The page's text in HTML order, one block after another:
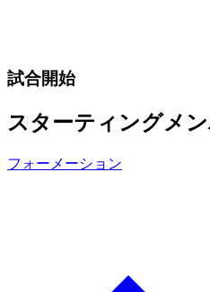
試合開始
スターティングメ
フォーメーション